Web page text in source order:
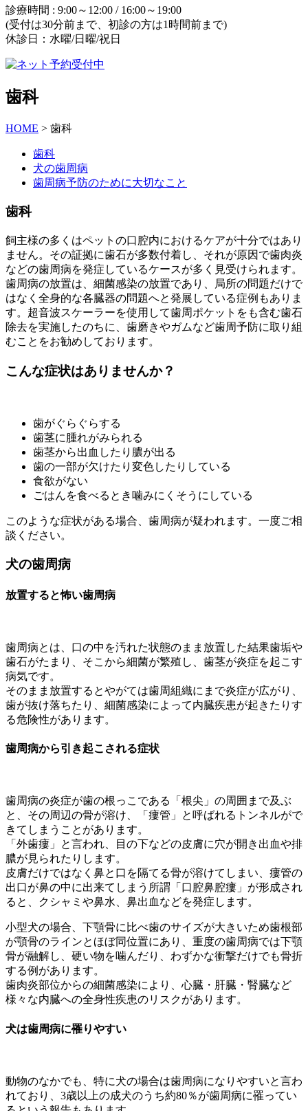
診療時間 : 9:00～12:00 / 16:00～19:00
(受付は30分前まで、初診の方は1時間前まで)
休診日：水曜/日曜/祝日
歯科
HOME > 歯科
歯科
犬の歯周病
歯周病予防のために大切なこと
歯科
飼主様の多くはペットの口腔内におけるケアが十分ではあり
ません。その証拠に歯石が多数付着し、それが原因で歯肉炎
などの歯周病を発症しているケースが多く見受けられます。
歯周病の放置は、細菌感染の放置であり、局所の問題だけで
はなく全身的な各臓器の問題へと発展している症例もありま
す。超音波スケーラーを使用して歯周ポケットをも含む歯石
除去を実施したのちに、歯磨きやガムなど歯周予防に取り組
むことをお勧めしております。
こんな症状はありませんか？
歯がぐらぐらする
歯茎に腫れがみられる
歯茎から出血したり膿が出る
歯の一部が欠けたり変色したりしている
食欲がない
ごはんを食べるとき噛みにくそうにしている
このような症状がある場合、歯周病が疑われます。一度ご相
談ください。
犬の歯周病
放置すると怖い歯周病
歯周病とは、口の中を汚れた状態のまま放置した結果歯垢や
歯石がたまり、そこから細菌が繁殖し、歯茎が炎症を起こす
病気です。
そのまま放置するとやがては歯周組織にまで炎症が広がり、
歯が抜け落ちたり、細菌感染によって内臓疾患が起きたりす
る危険性があります。
歯周病から引き起こされる症状
歯周病の炎症が歯の根っこである「根尖」の周囲まで及ぶ
と、その周辺の骨が溶け、「瘻管」と呼ばれるトンネルがで
きてしまうことがあります。
「外歯瘻」と言われ、目の下などの皮膚に穴が開き出血や排
膿が見られたりします。
皮膚だけではなく鼻と口を隔てる骨が溶けてしまい、瘻管の
出口が鼻の中に出来てしまう所謂「口腔鼻腔瘻」が形成され
ると、クシャミや鼻水、鼻出血などを発症します。
小型犬の場合、下顎骨に比べ歯のサイズが大きいため歯根部
が顎骨のラインとほぼ同位置にあり、重度の歯周病では下顎
骨が融解し、硬い物を噛んだり、わずかな衝撃だけでも骨折
する例があります。
歯肉炎部位からの細菌感染により、心臓・肝臓・腎臓など
様々な内臓への全身性疾患のリスクがあります。
犬は歯周病に罹りやすい
動物のなかでも、特に犬の場合は歯周病になりやすいと言わ
れており、3歳以上の成犬のうち約80％が歯周病に罹ってい